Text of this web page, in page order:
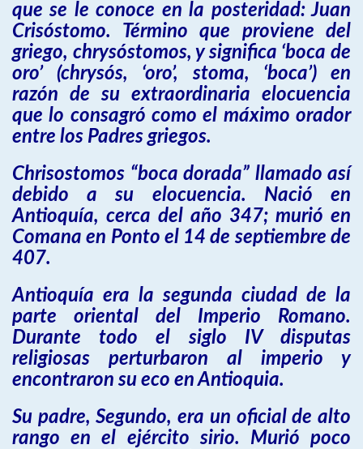
que se le conoce en la posteridad: Juan
Crisóstomo. Término que proviene del
griego, chrysóstomos, y significa ‘boca de
oro’ (chrysós, ‘oro’, stoma, ‘boca’) en
razón de su extraordinaria elocuencia
que lo consagró como el máximo orador
entre los Padres griegos.
Chrisostomos “boca dorada” llamado así
debido a su elocuencia. Nació en
Antioquía, cerca del año 347; murió en
Comana en Ponto el 14 de septiembre de
407.
Antioquía era la segunda ciudad de la
parte oriental del Imperio Romano.
Durante todo el siglo IV disputas
religiosas perturbaron al imperio y
encontraron su eco en Antioquia.
Su padre, Segundo, era un oficial de alto
rango en el ejército sirio. Murió poco